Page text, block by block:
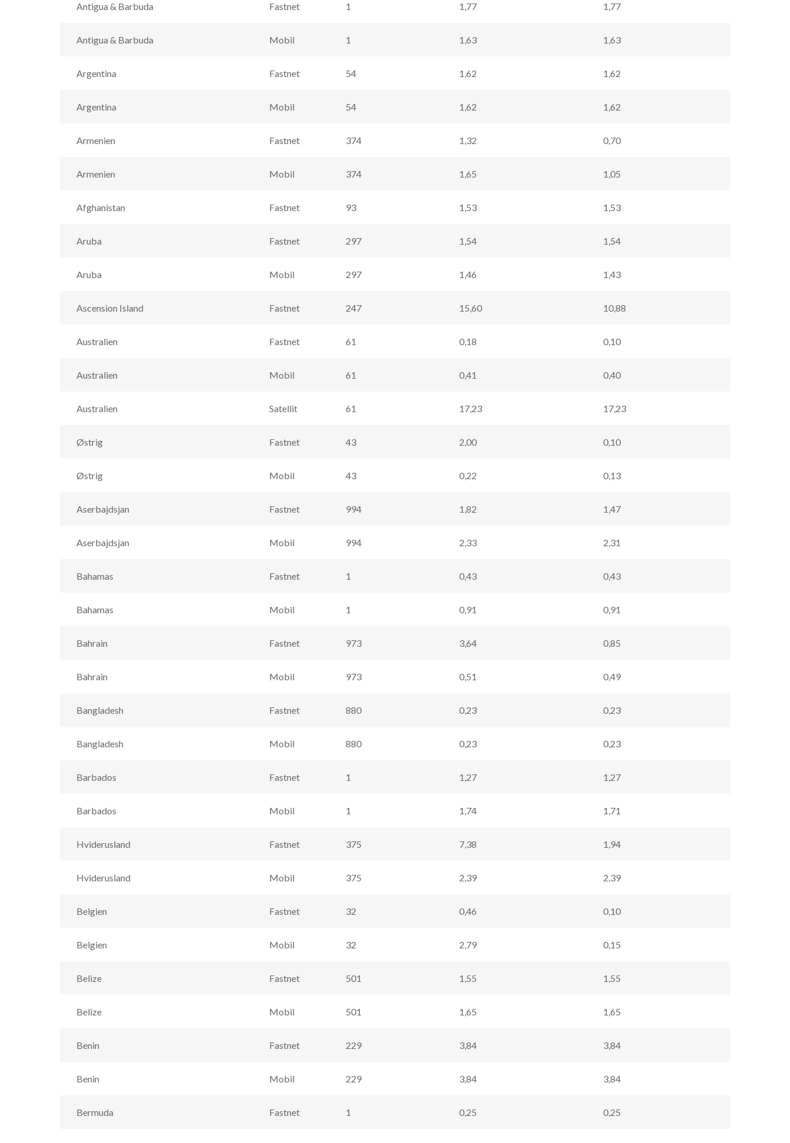
Antigua & Barbuda Fastnet 1 1,77 1,77
Antigua & Barbuda Mobil 1 1,63 1,63
Argentina Fastnet 54 1,62 1,62
Argentina Mobil 54 1,62 1,62
Armenien Fastnet 374 1,32 0,70
Armenien Mobil 374 1,65 1,05
Afghanistan Fastnet 93 1,53 1,53
Aruba Fastnet 297 1,54 1,54
Aruba Mobil 297 1,46 1,43
Ascension Island Fastnet 247 15,60 10,88
Australien Fastnet 61 0,18 0,10
Australien Mobil 61 0,41 0,40
Australien Satellit 61 17,23 17,23
Østrig Fastnet 43 2,00 0,10
Østrig Mobil 43 0,22 0,13
Aserbajdsjan Fastnet 994 1,82 1,47
Aserbajdsjan Mobil 994 2,33 2,31
Bahamas Fastnet 1 0,43 0,43
Bahamas Mobil 1 0,91 0,91
Bahrain Fastnet 973 3,64 0,85
Bahrain Mobil 973 0,51 0,49
Bangladesh Fastnet 880 0,23 0,23
Bangladesh Mobil 880 0,23 0,23
Barbados Fastnet 1 1,27 1,27
Barbados Mobil 1 1,74 1,71
Hviderusland Fastnet 375 7,38 1,94
Hviderusland Mobil 375 2,39 2,39
Belgien Fastnet 32 0,46 0,10
Belgien Mobil 32 2,79 0,15
Belize Fastnet 501 1,55 1,55
Belize Mobil 501 1,65 1,65
Benin Fastnet 229 3,84 3,84
Benin Mobil 229 3,84 3,84
Bermuda Fastnet 1 0,25 0,25